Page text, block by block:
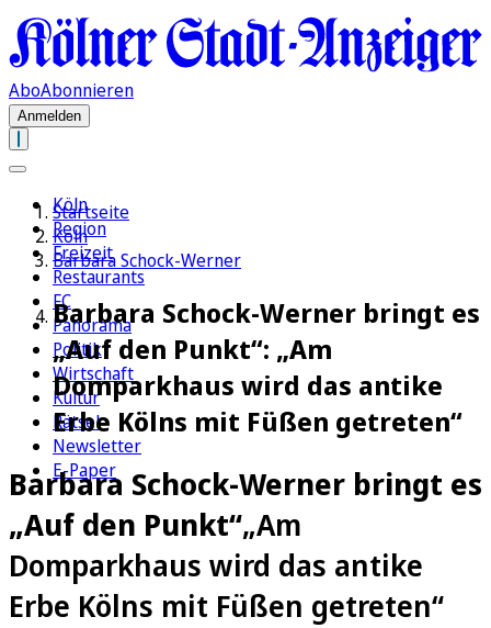
AboAbonnieren
Anmelden
Köln
Region
Freizeit
Restaurants
FC
Panorama
Politik
Wirtschaft
Kultur
Rätsel
Newsletter
E-Paper
Startseite
Köln
Barbara Schock-Werner
Barbara Schock-Werner bringt es
„Auf den Punkt“: „Am
Domparkhaus wird das antike
Erbe Kölns mit Füßen getreten“
Barbara Schock-Werner bringt es
„Auf den Punkt“„Am
Domparkhaus wird das antike
Erbe Kölns mit Füßen getreten“